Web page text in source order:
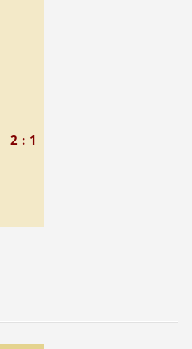
2 : 1